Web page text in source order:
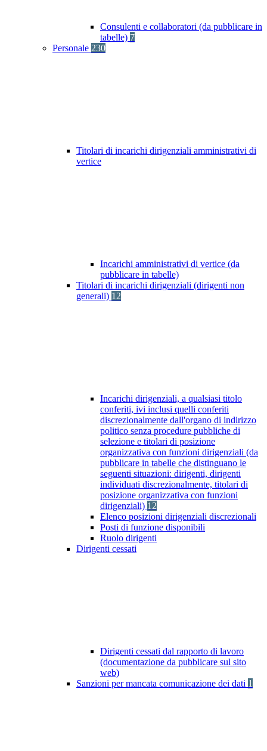
Consulenti e collaboratori (da pubblicare in
tabelle) 7
Personale 230
Titolari di incarichi dirigenziali amministrativi di
vertice
Incarichi amministrativi di vertice (da
pubblicare in tabelle)
Titolari di incarichi dirigenziali (dirigenti non
generali) 12
Incarichi dirigenziali, a qualsiasi titolo
conferiti, ivi inclusi quelli conferiti
discrezionalmente dall'organo di indirizzo
politico senza procedure pubbliche di
selezione e titolari di posizione
organizzativa con funzioni dirigenziali (da
pubblicare in tabelle che distinguano le
seguenti situazioni: dirigenti, dirigenti
individuati discrezionalmente, titolari di
posizione organizzativa con funzioni
dirigenziali) 12
Elenco posizioni dirigenziali discrezionali
Posti di funzione disponibili
Ruolo dirigenti
Dirigenti cessati
Dirigenti cessati dal rapporto di lavoro
(documentazione da pubblicare sul sito
web)
Sanzioni per mancata comunicazione dei dati 1